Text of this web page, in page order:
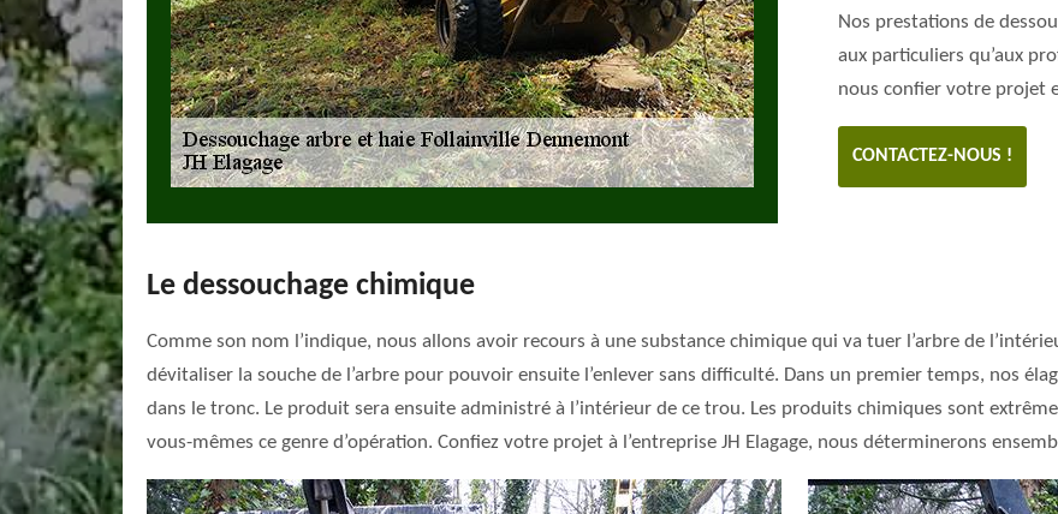
Nos prestations de
aux particuliers qu’aux
nous confier votre projet
CONTACTEZ-NOUS !
Le dessouchage chimique
Comme son nom l’indique, nous allons avoir recours à une substance chimique qui va tuer l’arbre de
dévitaliser la souche de l’arbre pour pouvoir ensuite l’enlever sans difficulté. Dans un premier temps, nos
dans le tronc. Le produit sera ensuite administré à l’intérieur de ce trou. Les produits chimiques sont
vous-mêmes ce genre d’opération. Confiez votre projet à l’entreprise JH Elagage, nous déterminerons